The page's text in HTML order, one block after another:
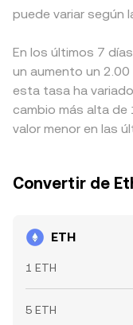
puede variar según
En los últimos 7
un aumento un
esta tasa ha
cambio más alta de
valor menor en las
Convertir de
ETH
1 ETH
5 ETH